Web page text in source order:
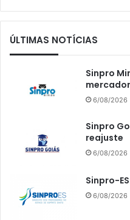
ÚLTIMAS NOTÍCIAS
Sinpro
6/08/2026
Sinpro
reajuste
6/08/2026
Sinpro-
6/08/2026